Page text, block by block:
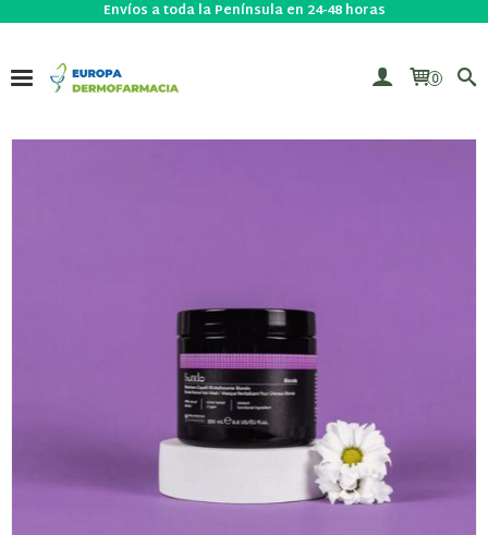
Envíos a toda la Península en 24-48 horas
0